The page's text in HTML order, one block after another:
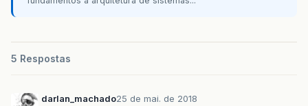
5 Respostas
darlan_machado25 de mai. de 2018